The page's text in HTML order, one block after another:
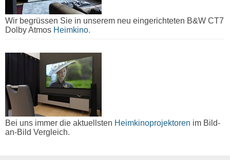
Wir begrüssen Sie in unserem neu eingerichteten B&W CT7
Dolby Atmos Heimkino.
Bei uns immer die aktuellsten Heimkinoprojektoren im Bild-
an-Bild Vergleich.